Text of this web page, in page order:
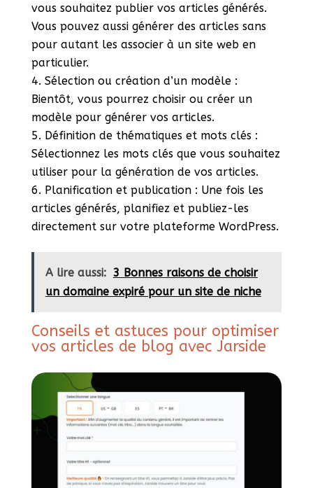
vous souhaitez publier vos articles générés.
Vous pouvez aussi générer des articles sans
pour autant les associer à un site web en
particulier.
Sélection ou création d’un modèle :
Bientôt, vous pourrez choisir ou créer un
modèle pour générer vos articles.
Définition de thématiques et mots clés :
Sélectionnez les mots clés que vous souhaitez
utiliser pour la génération de vos articles.
Planification et publication : Une fois les
articles générés, planifiez et publiez-les
directement sur votre plateforme WordPress.
A lire aussi: 3 Bonnes raisons de choisir
un domaine expiré pour un site de niche
Conseils et astuces pour optimiser
vos articles de blog avec Jarside